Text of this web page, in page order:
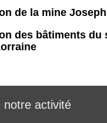
de la mine
des bâtiments du
notre activité